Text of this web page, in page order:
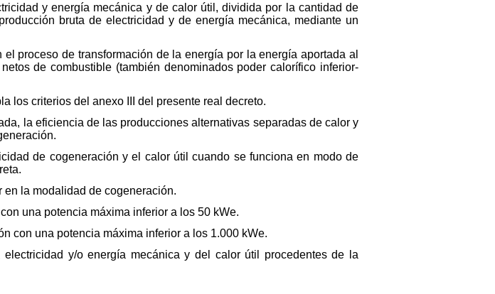
y energía mecánica y de calor útil, dividida por la cantidad de
bruta de electricidad y de energía mecánica, mediante un
proceso de transformación de la energía por la energía aportada al
de combustible (también denominados poder calorífico inferior-
los criterios del anexo III del presente real decreto.
la eficiencia de las producciones alternativas separadas de calor y
de cogeneración y el calor útil cuando se funciona en modo de
la modalidad de cogeneración.
una potencia máxima inferior a los 50 kWe.
con una potencia máxima inferior a los 1.000 kWe.
y/o energía mecánica y del calor útil procedentes de la